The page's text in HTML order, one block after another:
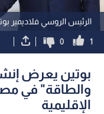
الرئيس الروسي فلاديمير
1
0
بوتين يعرض
والطاقة" في
الإقليمية